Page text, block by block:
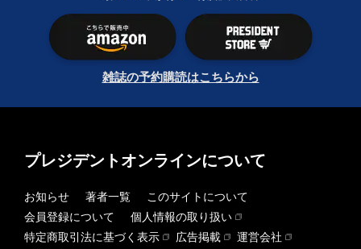
雑誌の予約購読はこちらから
プレジデントオンラインについて
お知らせ 著者一覧
このサイトについて
会員登録について
個人情報の取り扱い
特定商取引法に基づく表示
広告掲載
運営会社